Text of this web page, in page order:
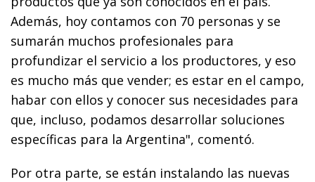
Además, hoy contamos con 70 personas y se
sumarán muchos profesionales para
profundizar el servicio a los productores, y eso
es mucho más que vender; es estar en el campo,
habar con ellos y conocer sus necesidades para
que, incluso, podamos desarrollar soluciones
específicas para la Argentina", comentó.
Por otra parte, se están instalando las nuevas